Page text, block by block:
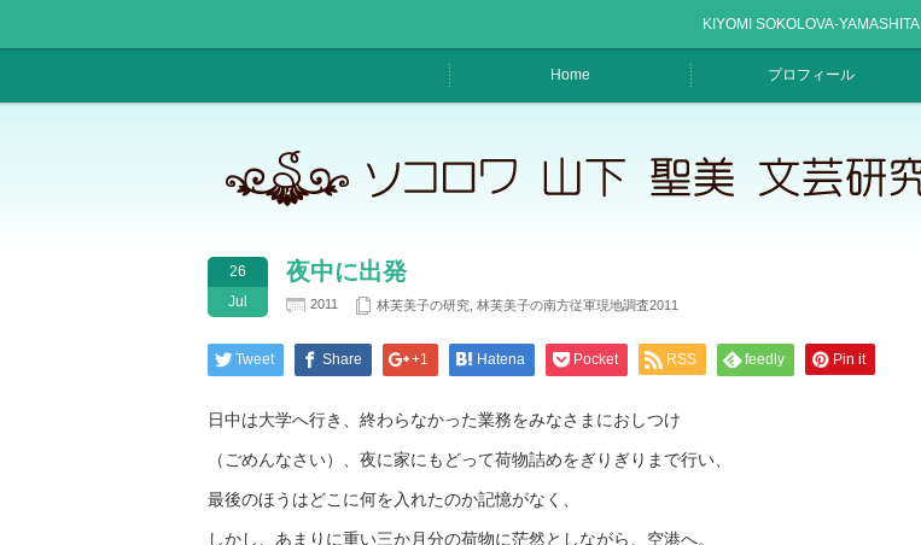
KIYOMI SOKOLOVA-YAMASHITA
Home プロフィール
26
Jul
夜中に出発
2011 林芙美子の研究 林芙美子の南方従軍現地調査2011
Tweet Share +1 Hatena Pocket RSS feedly Pin it
日中は大学へ行き、終わらなかった業務をみなさまにおしつけ
（ごめんなさい）、夜に家にもどって荷物詰めをぎりぎりまで行い、
最後のほうはどこに何を入れたのか記憶がなく、
しかし、あまりに重い三か月分の荷物に茫然としながら、空港へ。